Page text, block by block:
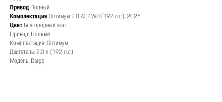
ПриводПолный
КомплектацияОптимум 2.0 АТ 4WD (192 л.с.), 2025
Цвет Благородный агат
Привод: Полный
Комплектация: Оптимум
Двигатель: 2.0 л (192 л.с.)
Модель: Dargo